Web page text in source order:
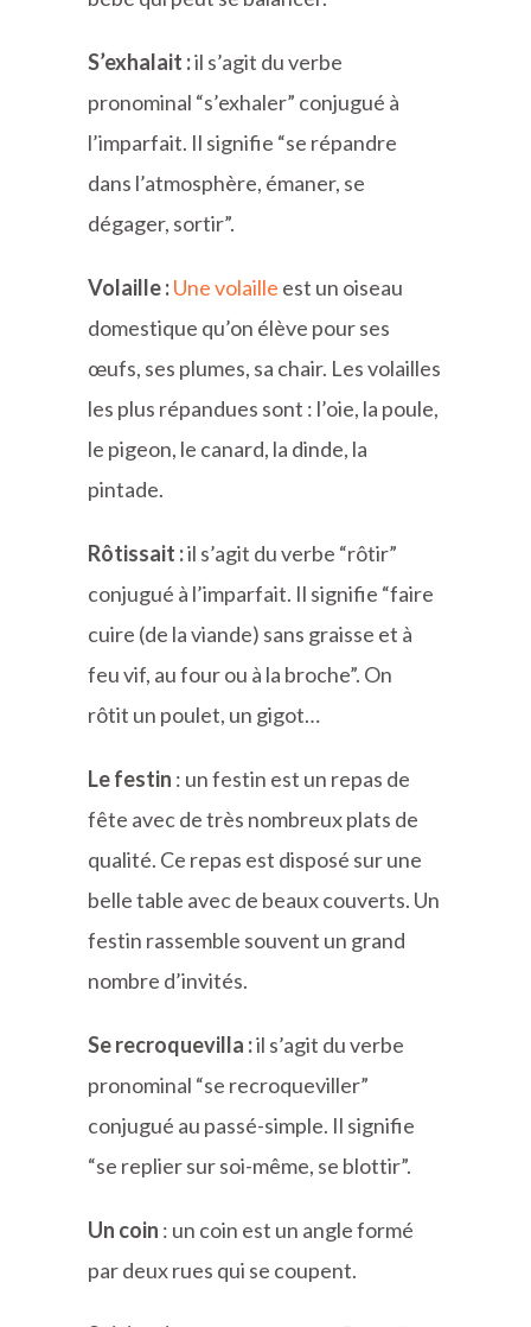
S’exhalait :il s’agit du verbe
pronominal “s’exhaler” conjugué à
l’imparfait. Il signifie “se répandre
dans l’atmosphère, émaner, se
dégager, sortir”.
Volaille :Une volaille est un oiseau
domestique qu’on élève pour ses
œufs, ses plumes, sa chair. Les volailles
les plus répandues sont : l’oie, la poule,
le pigeon, le canard, la dinde, la
pintade.
Rôtissait :il s’agit du verbe “rôtir”
conjugué à l’imparfait. Il signifie “faire
cuire (de la viande) sans graisse et à
feu vif, au four ou à la broche”. On
rôtit un poulet, un gigot…
Le festin : un festin est un repas de
fête avec de très nombreux plats de
qualité. Ce repas est disposé sur une
belle table avec de beaux couverts. Un
festin rassemble souvent un grand
nombre d’invités.
Se recroquevilla :il s’agit du verbe
pronominal “se recroqueviller”
conjugué au passé-simple. Il signifie
“se replier sur soi-même, se blottir”.
Un coin : un coin est un angle formé
par deux rues qui se coupent.